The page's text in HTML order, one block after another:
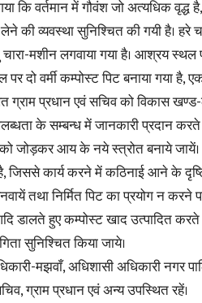
गया कि वर्तमान में गौवंश जो अत्यधिक
की व्यवस्था सुनिश्चित की गयी है।
मशीन लगवाया गया है। आश्रय स्थल
दो वर्मी कम्पोस्ट पिट बनाया गया
ग्राम प्रधान एवं सचिव को विकास
के सम्बन्ध में जानकारी प्रदान करते
जोड़कर आय के नये स्त्रोत बनाये जायें।
जिससे कार्य करने में कठिनाई आने के
तथा निर्मित पिट का प्रयोग न करने
डालते हुए कम्पोस्ट खाद उत्पादित
सुनिश्चित किया जाये।
मझवाँ, अधिशासी अधिकारी नगर
ग्राम प्रधान एवं अन्य उपस्थित रहें।